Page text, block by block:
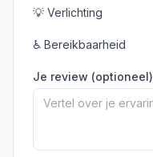
💡 Verlichting
♿ Bereikbaarheid
Je review (optioneel)